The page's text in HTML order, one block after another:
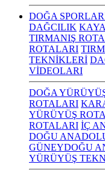
DOĞA
DAĞCILIK
TIRMANIŞ
ROTALARI
TEKNİKLERİ
VİDEOLARI
DOĞA
ROTALARI
YÜRÜYÜŞ
ROTALARI İÇ
DOĞU
GÜNEYDOĞU
YÜRÜYÜŞ